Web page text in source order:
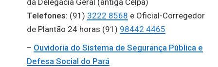
da Delegacia Geral (antiga Celpa)
Telefones: (91) 3222 8568 e Oficial-Corregedor
de Plantão 24 horas (91) 98442 4465
– Ouvidoria do Sistema de Segurança Pública e
Defesa Social do Pará